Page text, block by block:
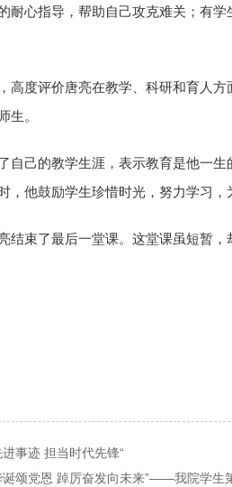
耐心指导，帮助自己攻克难关；有
高度评价唐亮在教学、科研和育人
生。
自己的教学生涯，表示教育是他一
他鼓励学生珍惜时光，努力学习，
结束了最后一堂课。这堂课虽短暂
事迹 担当时代先锋“
诞颂党恩 踔厉奋发向未来”——我院学生